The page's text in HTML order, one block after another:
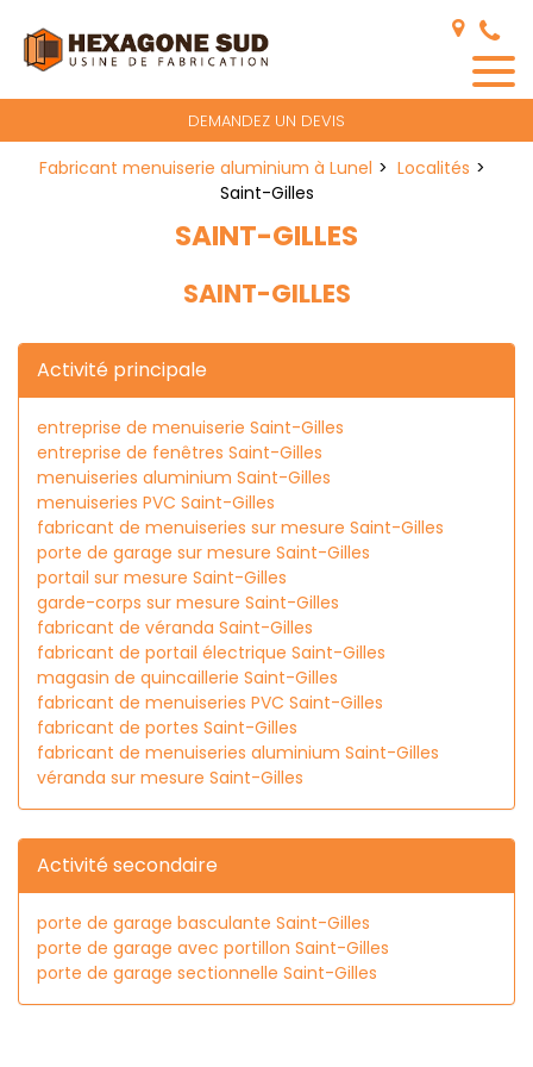
DEMANDEZ UN DEVIS
Fabricant menuiserie aluminium à Lunel
Localités
Saint-Gilles
SAINT-GILLES
SAINT-GILLES
Activité principale
entreprise de menuiserie Saint-Gilles
entreprise de fenêtres Saint-Gilles
menuiseries aluminium Saint-Gilles
menuiseries PVC Saint-Gilles
fabricant de menuiseries sur mesure Saint-Gilles
porte de garage sur mesure Saint-Gilles
portail sur mesure Saint-Gilles
garde-corps sur mesure Saint-Gilles
fabricant de véranda Saint-Gilles
fabricant de portail électrique Saint-Gilles
magasin de quincaillerie Saint-Gilles
fabricant de menuiseries PVC Saint-Gilles
fabricant de portes Saint-Gilles
fabricant de menuiseries aluminium Saint-Gilles
véranda sur mesure Saint-Gilles
Activité secondaire
porte de garage basculante Saint-Gilles
porte de garage avec portillon Saint-Gilles
porte de garage sectionnelle Saint-Gilles